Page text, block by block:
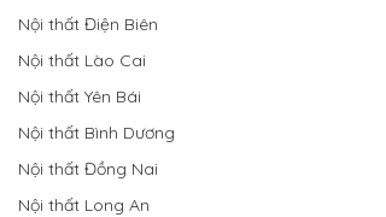
Nội thất Điện Biên
Nội thất Lào Cai
Nội thất Yên Bái
Nội thất Bình Dương
Nội thất Đồng Nai
Nội thất Long An